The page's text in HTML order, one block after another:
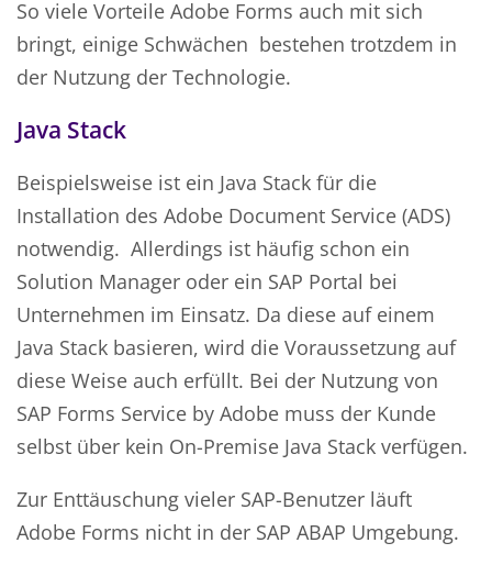
So viele Vorteile Adobe Forms auch mit sich
bringt, einige Schwächen bestehen trotzdem in
der Nutzung der Technologie.
Java Stack
Beispielsweise ist ein Java Stack für die
Installation des Adobe Document Service (ADS)
notwendig. Allerdings ist häufig schon ein
Solution Manager oder ein SAP Portal bei
Unternehmen im Einsatz. Da diese auf einem
Java Stack basieren, wird die Voraussetzung auf
diese Weise auch erfüllt. Bei der Nutzung von
SAP Forms Service by Adobe muss der Kunde
selbst über kein On-Premise Java Stack verfügen.
Zur Enttäuschung vieler SAP-Benutzer läuft
Adobe Forms nicht in der SAP ABAP Umgebung.